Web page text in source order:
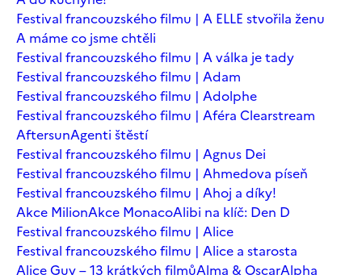
Festival francouzského filmu | A ELLE stvořila ženu
A máme co jsme chtěli
Festival francouzského filmu | A válka je tady
Festival francouzského filmu | Adam
Festival francouzského filmu | Adolphe
Festival francouzského filmu | Aféra Clearstream
AftersunAgenti štěstí
Festival francouzského filmu | Agnus Dei
Festival francouzského filmu | Ahmedova píseň
Festival francouzského filmu | Ahoj a díky!
Akce MilionAkce MonacoAlibi na klíč: Den D
Festival francouzského filmu | Alice
Festival francouzského filmu | Alice a starosta
Alice Guy – 13 krátkých filmůAlma & OscarAlpha